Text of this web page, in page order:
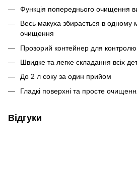
Функція попереднього очищення
Весь макуха збирається в одному
очищення
Прозорий контейнер для контролю
Швидке та легке складання всіх
До 2 л соку за один прийом
Гладкі поверхні та просте
Відгуки